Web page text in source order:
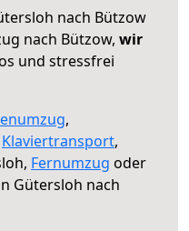
nach Bützow
nach Bützow, wir
und stressfrei
,
Klaviertransport,
Fernumzug oder
Gütersloh nach